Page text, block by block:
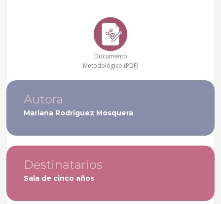
Documento
Metodológico (PDF)
Autora
Mariana Rodríguez Mosquera
Destinatarios
Sala de cinco años